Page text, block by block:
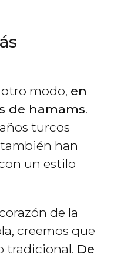
modo, en
de hamams.
turcos
han
un estilo
de la
creemos que
tradicional. De